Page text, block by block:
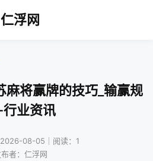
仁浮网
麻将赢牌的技巧_输赢规
业资讯
08-05｜阅读：1
布者：仁浮网